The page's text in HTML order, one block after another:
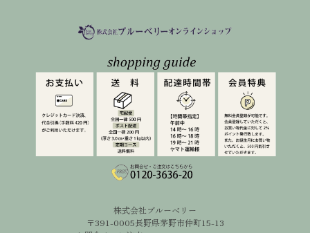
株式会社ブルーベリー
〒391-0005長野県茅野市仲町15-13